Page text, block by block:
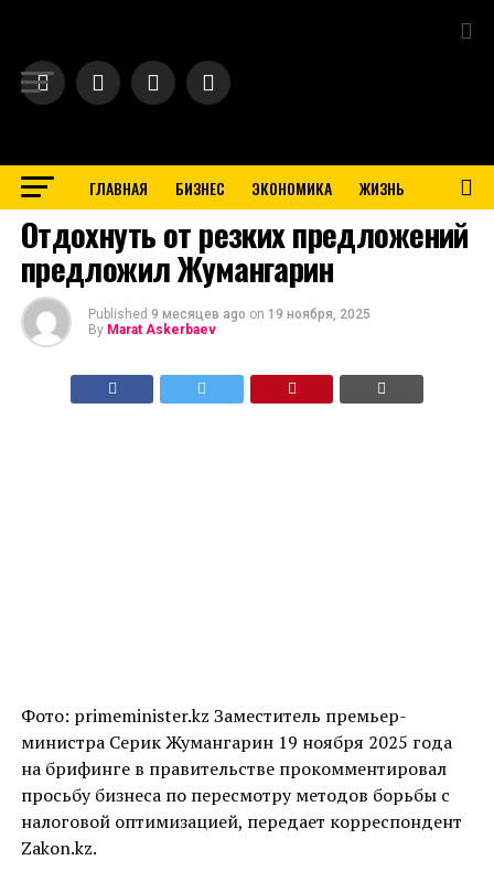
ГЛАВНАЯ БИЗНЕС ЭКОНОМИКА ЖИЗНЬ
BUSINESS
Отдохнуть от резких предложений
предложил Жумангарин
Published 9 месяцев ago on 19 ноября, 2025
By Marat Askerbaev
Фото: primeminister.kz Заместитель премьер-
министра Серик Жумангарин 19 ноября 2025 года
на брифинге в правительстве прокомментировал
просьбу бизнеса по пересмотру методов борьбы с
налоговой оптимизацией, передает корреспондент
Zakon.kz.